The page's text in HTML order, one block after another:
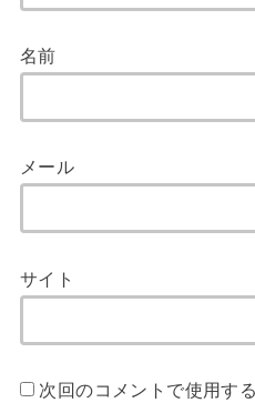
名前
メール
サイト
次回のコメントで使用す